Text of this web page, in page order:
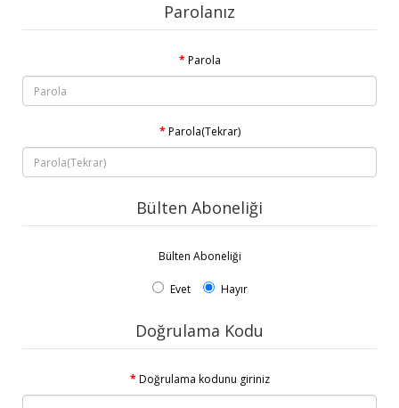
Parolanız
Parola
Parola(Tekrar)
Bülten Aboneliği
Bülten Aboneliği
Evet Hayır
Doğrulama Kodu
Doğrulama kodunu giriniz